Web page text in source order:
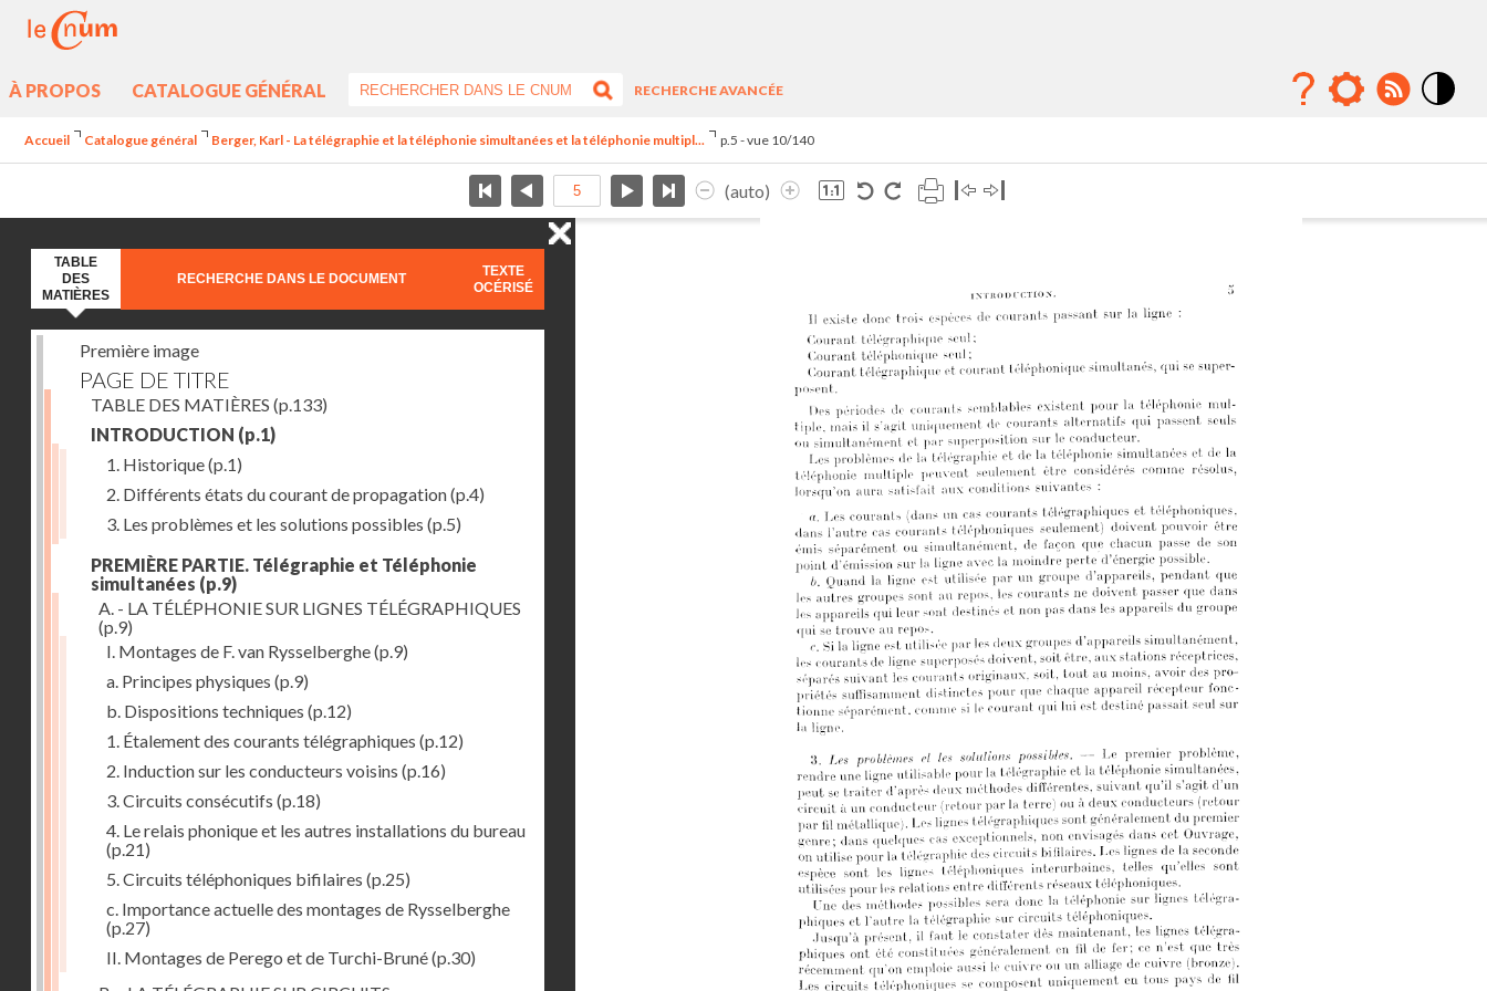
À PROPOS CATALOGUE GÉNÉRAL
RECHERCHE AVANCÉE
Accueil Catalogue général Berger, Karl - La télégraphie et la téléphonie simultanées et la téléphonie multipl... p.5 - vue 10/140
(auto)
TABLE
DES
MATIÈRES
RECHERCHE DANS LE DOCUMENT
TEXTE
OCÉRISÉ
Première image
PAGE DE TITRE
TABLE DES MATIÈRES (p.133)
INTRODUCTION (p.1)
1. Historique(p.1)
2. Différents états du courant de propagation(p.4)
3. Les problèmes et les solutions possibles (p.5)
PREMIÈRE PARTIE. Télégraphie et Téléphonie
simultanées (p.9)
A. - LA TÉLÉPHONIE SUR LIGNES TÉLÉGRAPHIQUES
(p.9)
I. Montages de F. van Rysselberghe(p.9)
a. Principes physiques (p.9)
b. Dispositions techniques (p.12)
1. Étalement des courants télégraphiques (p.12)
2. Induction sur les conducteurs voisins (p.16)
3. Circuits consécutifs (p.18)
4. Le relais phonique et les autres installations du bureau
(p.21)
5. Circuits téléphoniques bifilaires (p.25)
c. Importance actuelle des montages de Rysselberghe
(p.27)
II. Montages de Perego et de Turchi-Bruné(p.30)